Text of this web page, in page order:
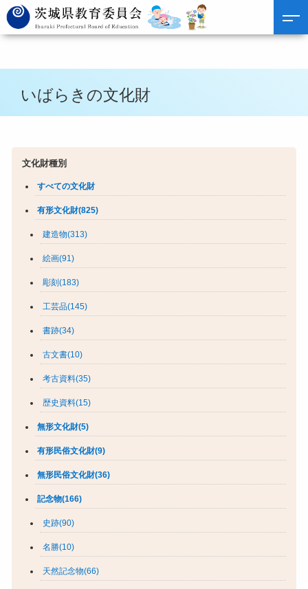
いばらきの文化財
文化財種別
すべての文化財
有形文化財(825)
建造物(313)
絵画(91)
彫刻(183)
工芸品(145)
書跡(34)
古文書(10)
考古資料(35)
歴史資料(15)
無形文化財(5)
有形民俗文化財(9)
無形民俗文化財(36)
記念物(166)
史跡(90)
名勝(10)
天然記念物(66)